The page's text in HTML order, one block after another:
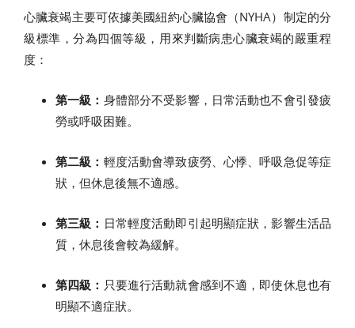
心臟衰竭主要可依據美國紐約心臟協會（NYHA）制定的分
級標準，分為四個等級，用來判斷病患心臟衰竭的嚴重程
度：
第一級： 身體部分不受影響，日常活動也不會引發疲
勞或呼吸困難。
第二級： 輕度活動會導致疲勞、心悸、呼吸急促等症
狀，但休息後無不適感。
第三級： 日常輕度活動即引起明顯症狀，影響生活品
質，休息後會較為緩解。
第四級： 只要進行活動就會感到不適，即使休息也有
明顯不適症狀。